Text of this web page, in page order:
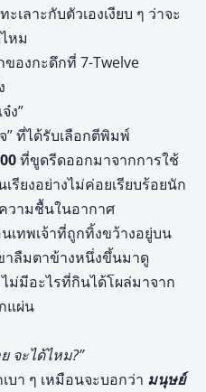
ลาะกับตัวเองเงียบ ๆ ว่าจะ
หม
องกะดึกที่ 7-Twelve
ง”
ที่ได้รับเลือกตีพิมพ์
ที่ขูดรีดออกมาจากการใช้
รียงอย่างไม่ค่อยเรียบร้อยนัก
วามชื้นในอากาศ
เทพเจ้าที่ถูกทิ้งขว้างอยู่บน
าลืมตาข้างหนึ่งขึ้นมาดู
ม่มีอะไรที่กินได้โผล่มาจาก
แผ่น
จะได้ไหม?”
บา ๆ เหมือนจะบอกว่า มนุษย์